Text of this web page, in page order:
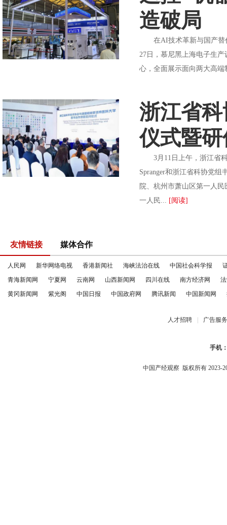
造破局
在AI技术革新与国产替
27日，慕尼黑上海电子生
心，全面展示面向两大高
浙江省
仪式暨
3月11日上午，浙江省科
Spranger和浙江省科协党
院、杭州市萧山区第一人
一人民... [阅读]
友情链接 媒体合作
人民网 新华网络电视 香港新闻社 海峡法治在线 中国社会科学报
青海新闻网
宁夏网 云南网 山西新闻网 四川在线 南方经济网
黄冈新闻网
紫光阁 中国日报 中国政府网 腾讯新闻 中国新闻网
人才招聘 广告服务
手机
中国产经观察 版权所有 2023-